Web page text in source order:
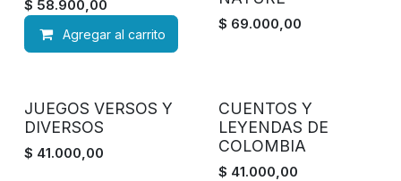
$ 58.900,00
Agregar al carrito
$ 69.000,00
JUEGOS VERSOS Y
DIVERSOS
$ 41.000,00
CUENTOS Y
LEYENDAS DE
COLOMBIA
$ 41.000,00